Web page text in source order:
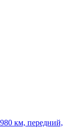
км, передний,